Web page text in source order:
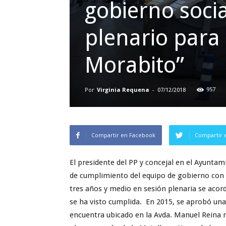
gobierno
plenario para
Morabito”
Por Virginia Requena - 07/12/2018 957
Compartir en Facebook Compartir
El presidente del PP y concejal en el
de cumplimiento del equipo de gobierno con
tres años y medio en sesión plenaria se
se ha visto cumplida. En 2015, se aprobó
encuentra ubicado en la Avda. Manuel Reina